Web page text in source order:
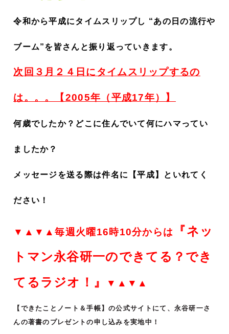
令和から平成にタイムスリップし “あの日の流行や
ブーム”を皆さんと振り返っていきます。
次回３月２４日にタイムスリップするの
は。。。【2005年（平成17年）】
何歳でしたか？どこに住んでいて何にハマってい
ましたか？
メッセージを送る際は件名に【平成】といれてく
ださい！
▼▲▼▲毎週火曜16時10分からは
『ネッ
トマン永谷研一のできてる？でき
てるラジオ！』
▼▲▼▲
【できたことノート＆手帳】の公式サイトにて、永谷研一さ
んの著書のプレゼントの申し込みを実地中！